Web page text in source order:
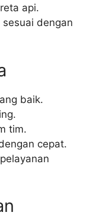
api.
dengan
baik.
tim.
cepat.